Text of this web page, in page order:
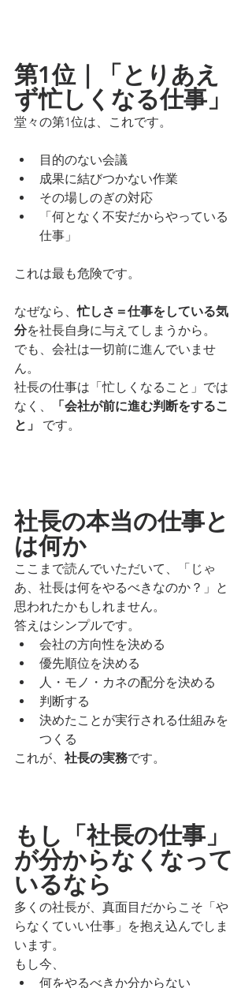
第1位｜「とりあえ
ず忙しくなる仕事」
堂々の第1位は、これです。
目的のない会議
成果に結びつかない作業
その場しのぎの対応
「何となく不安だからやっている
仕事」
これは最も危険です。
なぜなら、忙しさ＝仕事をしている気
分を社長自身に与えてしまうから。
でも、会社は一切前に進んでいませ
ん。
社長の仕事は「忙しくなること」では
なく、
「会社が前に進む判断をするこ
と」
です。
社長の本当の仕事と
は何か
ここまで読んでいただいて、「じゃ
あ、社長は何をやるべきなのか？」と
思われたかもしれません。
答えはシンプルです。
会社の方向性を決める
優先順位を決める
人・モノ・カネの配分を決める
判断する
決めたことが実行される仕組みを
つくる
これが、 社長の実務です。
もし「社長の仕事」
が分からなくなって
いるなら
多くの社長が、真面目だからこそ「や
らなくていい仕事」を抱え込んでしま
います。
もし今、
何をやるべきか分からない